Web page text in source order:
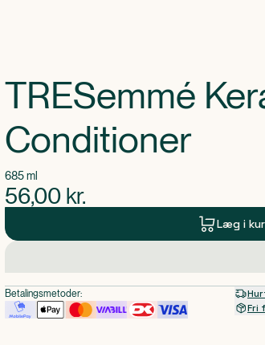
TRESemmé
Conditioner
685 ml
56,00 kr.
Læg i
Betalingsmetoder:
Fri